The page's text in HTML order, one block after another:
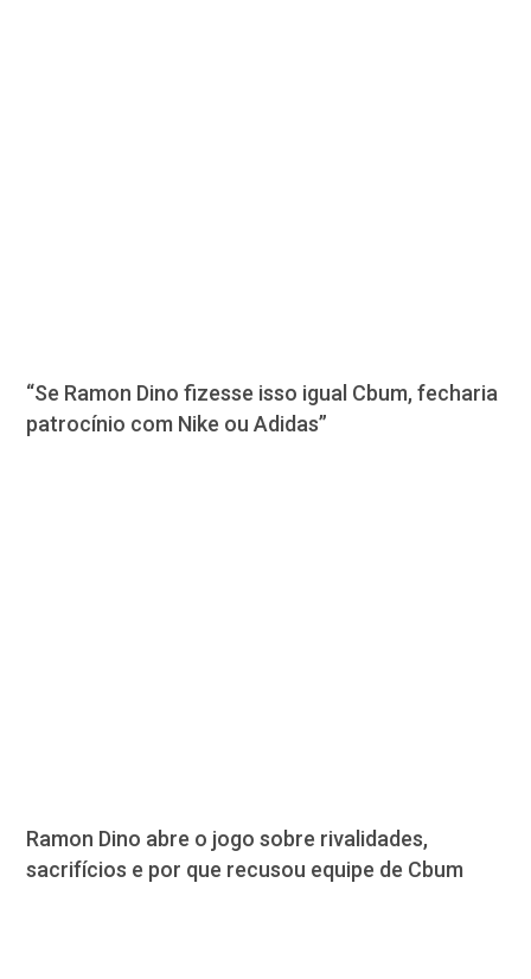
“Se Ramon Dino fizesse isso igual Cbum, fecharia
patrocínio com Nike ou Adidas”
Ramon Dino abre o jogo sobre rivalidades,
sacrifícios e por que recusou equipe de Cbum